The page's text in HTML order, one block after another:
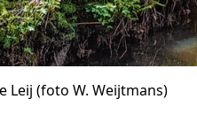
Leij (foto W. Weijtmans)